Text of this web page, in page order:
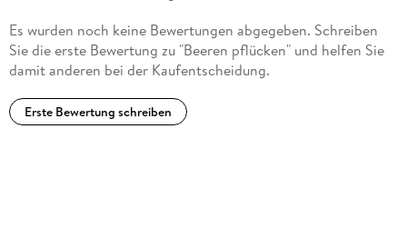
Es wurden noch keine Bewertungen abgegeben. Schreiben
Sie die erste Bewertung zu "Beeren pflücken" und helfen Sie
damit anderen bei der Kaufentscheidung.
Erste Bewertung schreiben